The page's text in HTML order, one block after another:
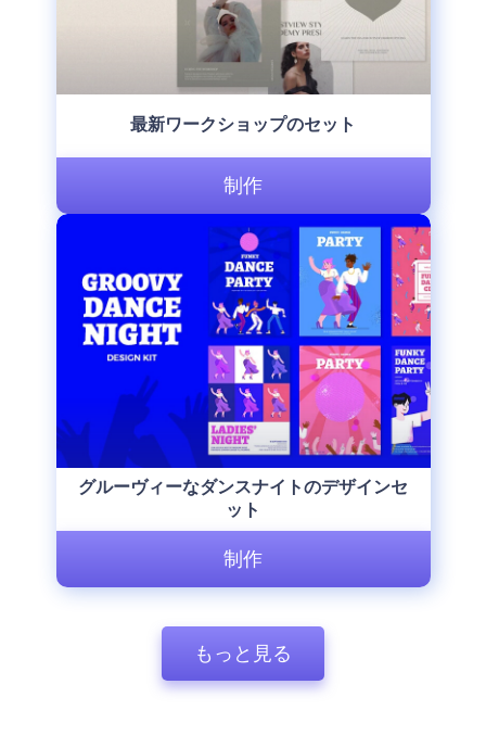
最新ワークショップのセット
制作
グルーヴィーなダンスナイトのデザインセ
ット
制作
もっと見る